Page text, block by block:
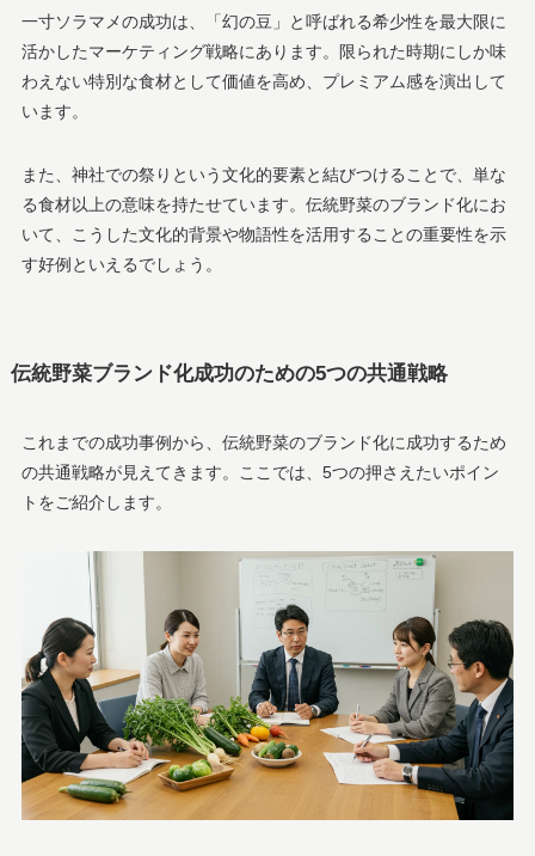
一寸ソラマメの成功は、「幻の豆」と呼ばれる希少性を最大限に
活かしたマーケティング戦略にあります。限られた時期にしか味
わえない特別な食材として価値を高め、プレミアム感を演出して
います。
また、神社での祭りという文化的要素と結びつけることで、単な
る食材以上の意味を持たせています。伝統野菜のブランド化にお
いて、こうした文化的背景や物語性を活用することの重要性を示
す好例といえるでしょう。
伝統野菜ブランド化成功のための5つの共通戦略
これまでの成功事例から、伝統野菜のブランド化に成功するため
の共通戦略が見えてきます。ここでは、5つの押さえたいポイン
トをご紹介します。